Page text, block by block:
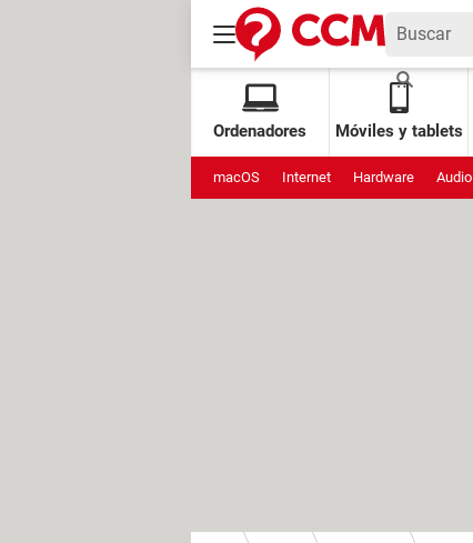
Ordenadores Móviles y tablets
macOS Internet Hardware Audio